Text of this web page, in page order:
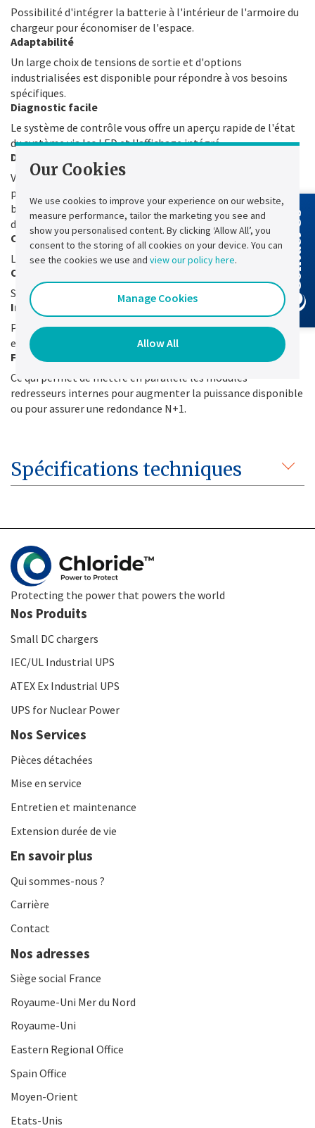
Possibilité d'intégrer la batterie à l'intérieur de l'armoire du
chargeur pour économiser de l'espace.
Adaptabilité
Un large choix de tensions de sortie et d'options
industrialisées est disponible pour répondre à vos besoins
spécifiques.
Diagnostic facile
Le système de contrôle vous offre un aperçu rapide de l'état
du système via les LED et l'affichage intégré.
Disponibilité
Vous devez avoir des systèmes en fonctionnement en
permanence et pouvoir le vérifier. Le test automatique de la
batterie valide rapidement et en toute sécurité la
disponibilité de la batterie. Aucun test manuel n'est requis.
Correcteur de facteur de puissance
Limiter les perturbations sur le réseau amont.
Ondulation basse tension
Sur la sortie et sur la ligne de batterie.
Indice de protection jusqu'à IP41
Pour répondre aux exigences d'installation des
environnements industriels.
Flexibilité de conception
Ce qui permet de mettre en parallèle les modules
redresseurs internes pour augmenter la puissance disponible
ou pour assurer une redondance N+1.
Spécifications techniques
Protecting the power that powers the world
Nos Produits
Small DC chargers
IEC/UL Industrial UPS
ATEX Ex Industrial UPS
UPS for Nuclear Power
Nos Services
Pièces détachées
Mise en service
Entretien et maintenance
Extension durée de vie
En savoir plus
Qui sommes-nous ?
Carrière
Contact
Nos adresses
Siège social France
Royaume-Uni Mer du Nord
Royaume-Uni
Eastern Regional Office
Spain Office
Moyen-Orient
Etats-Unis
Contact Us
Our Cookies
We use cookies to improve your experience on our website,
measure performance, tailor the marketing you see and
show you personalised content. By clicking ‘Allow All’, you
consent to the storing of all cookies on your device. You can
see the cookies we use and view our policy here.
Manage Cookies
Allow All